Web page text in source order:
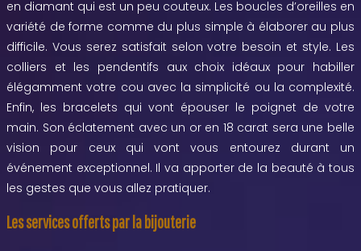
en diamant qui est un peu couteux. Les boucles d’oreilles en
variété de forme comme du plus simple à élaborer au plus
difficile. Vous serez satisfait selon votre besoin et style. Les
colliers et les pendentifs aux choix idéaux pour habiller
élégamment votre cou avec la simplicité ou la complexité.
Enfin, les bracelets qui vont épouser le poignet de votre
main. Son éclatement avec un or en 18 carat sera une belle
vision pour ceux qui vont vous entourez durant un
événement exceptionnel. Il va apporter de la beauté à tous
les gestes que vous allez pratiquer.
Les services offerts par la bijouterie